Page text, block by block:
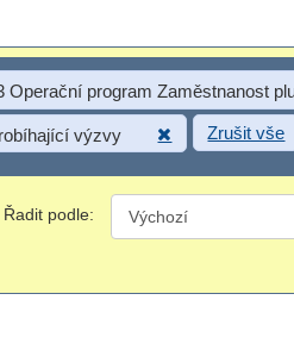
Operační program Zaměstnanost
výzvy Zrušit vše
Řadit podle: